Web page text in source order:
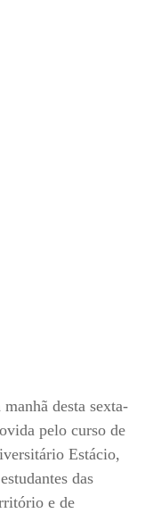
desta sexta-
pelo curso de
Estácio,
das
e de